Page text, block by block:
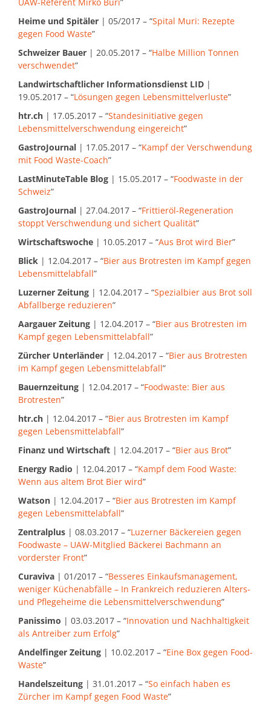
Heime und Spitäler | 05/2017 – “Spital Muri: Rezepte
gegen Food Waste”
Schweizer Bauer | 20.05.2017 – “Halbe Million Tonnen
verschwendet”
Landwirtschaftlicher Informationsdienst LID |
19.05.2017 – “Lösungen gegen Lebensmittelverluste”
htr.ch | 17.05.2017 – “Standesinitiative gegen
Lebensmittelverschwendung eingereicht”
GastroJournal | 17.05.2017 – “Kampf der Verschwendung
mit Food Waste-Coach”
LastMinuteTable Blog | 15.05.2017 – “Foodwaste in der
Schweiz”
GastroJournal | 27.04.2017 – “Frittieröl-Regeneration
stoppt Verschwendung und sichert Qualität”
Wirtschaftswoche | 10.05.2017 – “Aus Brot wird Bier”
Blick | 12.04.2017 – “Bier aus Brotresten im Kampf gegen
Lebensmittelabfall”
Luzerner Zeitung | 12.04.2017 – “Spezialbier aus Brot soll
Abfallberge reduzieren”
Aargauer Zeitung | 12.04.2017 – “Bier aus Brotresten im
Kampf gegen Lebensmittelabfall”
Zürcher Unterländer | 12.04.2017 – “Bier aus Brotresten
im Kampf gegen Lebensmittelabfall”
Bauernzeitung | 12.04.2017 – “Foodwaste: Bier aus
Brotresten”
htr.ch | 12.04.2017 – “Bier aus Brotresten im Kampf
gegen Lebensmittelabfall”
Finanz und Wirtschaft | 12.04.2017 – “Bier aus Brot”
Energy Radio | 12.04.2017 – “Kampf dem Food Waste:
Wenn aus altem Brot Bier wird”
Watson | 12.04.2017 – “Bier aus Brotresten im Kampf
gegen Lebensmittelabfall”
Zentralplus | 08.03.2017 – “Luzerner Bäckereien gegen
Foodwaste – UAW-Mitglied Bäckerei Bachmann an
vorderster Front”
Curaviva | 01/2017 – “Besseres Einkaufsmanagement,
weniger Küchenabfälle – In Frankreich reduzieren Alters-
und Pflegeheime die Lebensmittelverschwendung”
Panissimo | 03.03.2017 – “Innovation und Nachhaltigkeit
als Antreiber zum Erfolg”
Andelfinger Zeitung | 10.02.2017 – “Eine Box gegen Food-
Waste”
Handelszeitung | 31.01.2017 – “So einfach haben es
Zürcher im Kampf gegen Food Waste”